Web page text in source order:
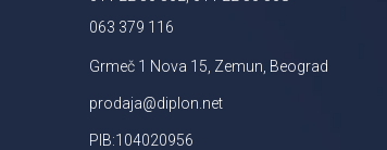
063 379 116
Grmeč 1 Nova 15, Zemun, Beograd
prodaja@diplon.net
PIB:104020956